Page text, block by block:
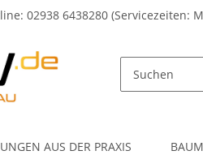
02938 6438280 (Servicezeiten:
AUS DER PRAXIS